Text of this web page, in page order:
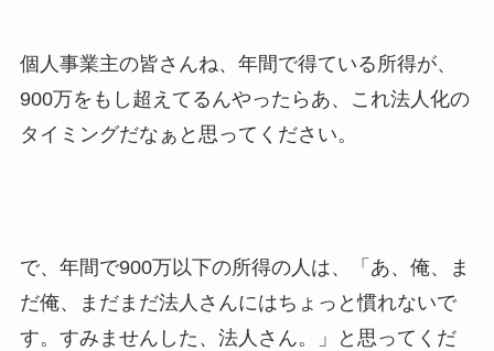
個人事業主の皆さんね、年間で得ている所得が、
900万をもし超えてるんやったらあ、これ法人化の
タイミングだなぁと思ってください。
で、年間で900万以下の所得の人は、「あ、俺、ま
だ俺、まだまだ法人さんにはちょっと慣れないで
す。すみませんした、法人さん。」と思ってくだ